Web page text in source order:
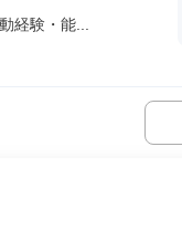
経験・能...